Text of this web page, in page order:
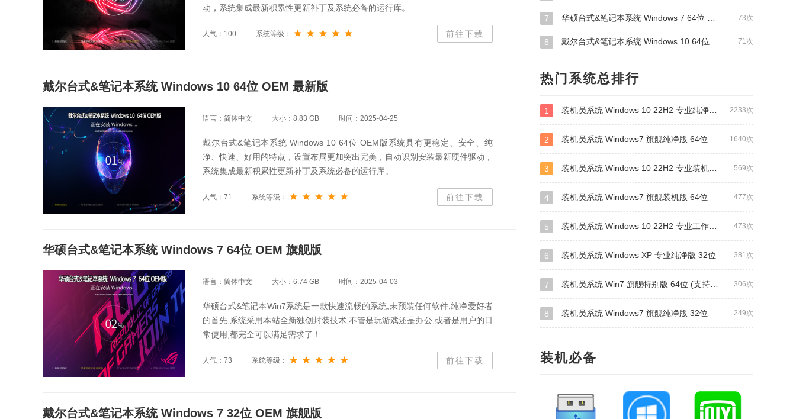
动，系统集成最新积累性更新补丁及系统必备的运行库。
前往下载
人气：100 系统等级：
戴尔台式&笔记本系统 Windows 10 64位 OEM 最新版
语言：简体中文 大小：8.83 GB 时间：2025-04-25
戴尔台式&笔记本系统 Windows 10 64位 OEM版系统具有更稳定、安全、纯
净、快速、好用的特点，设置布局更加突出完美，自动识别安装最新硬件驱动，
系统集成最新积累性更新补丁及系统必备的运行库。
前往下载
人气：71 系统等级：
华硕台式&笔记本系统 Windows 7 64位 OEM 旗舰版
语言：简体中文 大小：6.74 GB 时间：2025-04-03
华硕台式&笔记本Win7系统是一款快速流畅的系统,未预装任何软件,纯净爱好者
的首先,系统采用本站全新独创封装技术,不管是玩游戏还是办公,或者是用户的日
常使用,都完全可以满足需求了！
前往下载
人气：73 系统等级：
戴尔台式&笔记本系统 Windows 7 32位 OEM 旗舰版
73次
7 华硕台式&笔记本系统 Windows 7 64位 OEM 旗舰版
71次
8 戴尔台式&笔记本系统 Windows 10 64位 OEM 最新版
热门系统总排行
2233次
1 装机员系统 Windows 10 22H2 专业纯净版 64位
1640次
2 装机员系统 Windows7 旗舰纯净版 64位
569次
3 装机员系统 Windows 10 22H2 专业装机版 64位
477次
4 装机员系统 Windows7 旗舰装机版 64位
473次
5 装机员系统 Windows 10 22H2 专业工作站版 64位
381次
6 装机员系统 Windows XP 专业纯净版 32位
306次
7 装机员系统 Win7 旗舰特别版 64位 (支持intel&amd最新硬件)
249次
8 装机员系统 Windows7 旗舰纯净版 32位
装机必备